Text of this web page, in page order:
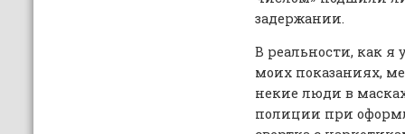
задержании.
В реальности, как я
моих показаниях,
некие люди в
полиции при